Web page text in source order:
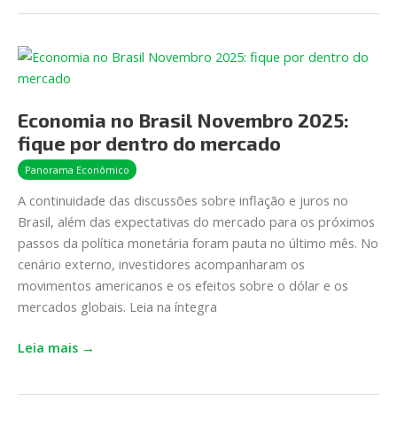
Economia no Brasil Novembro 2025:
fique por dentro do mercado
Panorama Econômico
A continuidade das discussões sobre inflação e juros no
Brasil, além das expectativas do mercado para os próximos
passos da política monetária foram pauta no último mês. No
cenário externo, investidores acompanharam os
movimentos americanos e os efeitos sobre o dólar e os
mercados globais. Leia na íntegra
Economia
no
Novembro
2025:
fique
por
dentro
do
mercado
Leia mais →